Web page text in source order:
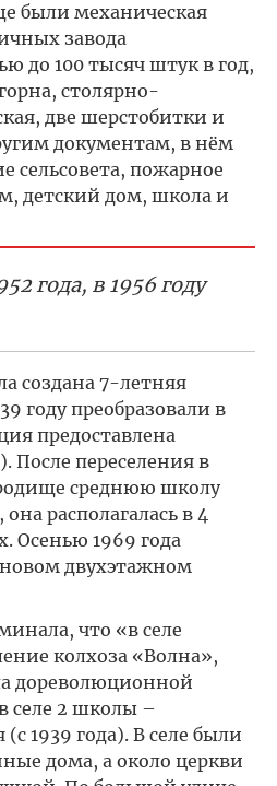
были механическая
завода
до 100 тысяч штук в год,
столярно-
две шерстобитки и
документам, в нём
сельсовета, пожарное
детский дом, школа и
года, в 1956 году
создана 7-летняя
году преобразовали в
предоставлена
переселения в
среднюю школу
располагалась в 4
Осенью 1969 года
двухэтажном
что «в селе
колхоза «Волна»,
дореволюционной
селе 2 школы –
1939 года). В селе были
дома, а около церкви